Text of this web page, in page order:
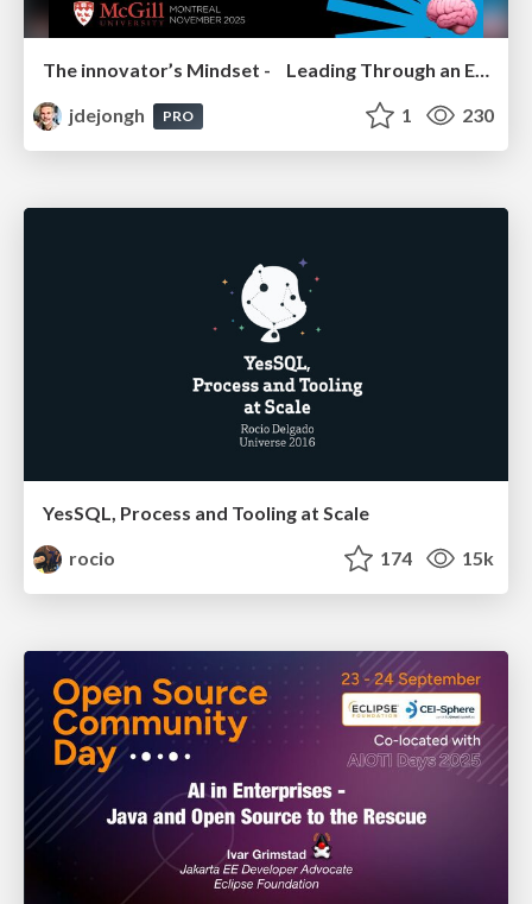
The innovator’s Mindset - Leading Through an Era of Exponential Change - McGill University 2025
jdejongh
PRO 1 230
YesSQL, Process and Tooling at Scale
rocio
174 15k